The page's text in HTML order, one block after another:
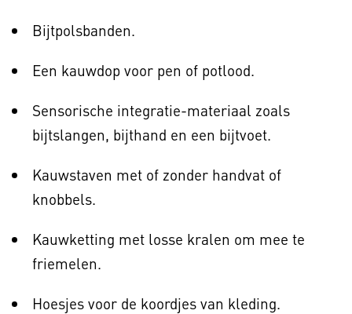
Bijtpolsbanden.
Een kauwdop voor pen of potlood.
Sensorische integratie-materiaal zoals
bijtslangen, bijthand en een bijtvoet.
Kauwstaven met of zonder handvat of
knobbels.
Kauwketting met losse kralen om mee te
friemelen.
Hoesjes voor de koordjes van kleding.